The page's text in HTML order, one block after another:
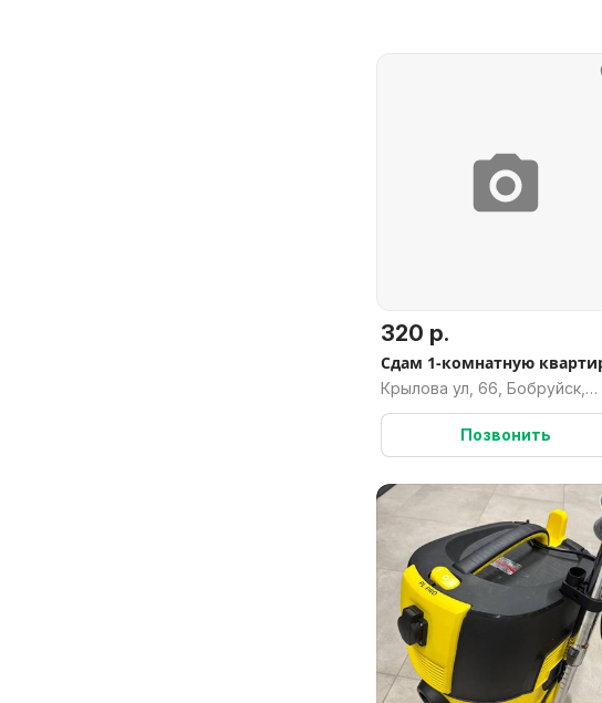
320 р.
Сдам 1-комнатную
Крылова ул, 66, Бобруйск,
Могилёвская область
Позвонить